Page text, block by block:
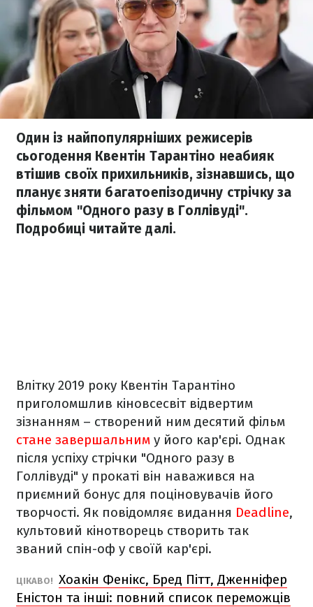
Один із найпопулярніших режисерів
сьогодення Квентін Тарантіно неабияк
втішив своїх прихильників, зізнавшись, що
планує зняти багатоепізодичну стрічку за
фільмом "Одного разу в Голлівуді".
Подробиці читайте далі.
Влітку 2019 року Квентін Тарантіно
приголомшлив кіновсесвіт відвертим
зізнанням – створений ним десятий фільм
стане завершальним у його кар'єрі. Однак
після успіху стрічки "Одного разу в
Голлівуді" у прокаті він наважився на
приємний бонус для поціновувачів його
творчості. Як повідомляє видання Deadline,
культовий кінотворець створить так
званий спін-оф у своїй кар'єрі.
ЦІКАВО! Хоакін Фенікс, Бред Пітт, Дженніфер
Еністон та інші: повний список переможців